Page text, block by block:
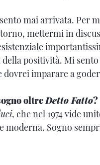
mai arrivata. Per
mettermi in
positività. Mi
imparare a
oltreDetto Fatto?
, che nel 1974 vide
moderna. Sogno